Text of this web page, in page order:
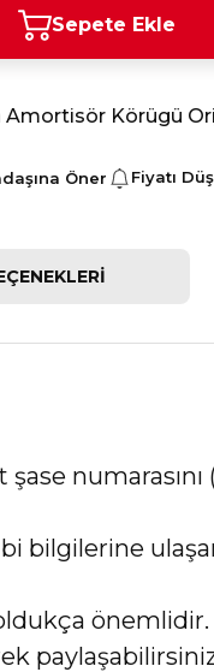
Sepete Ekle
Körügü
Öner Fiyatı
numarasını
bilgilerine
önemlidir.